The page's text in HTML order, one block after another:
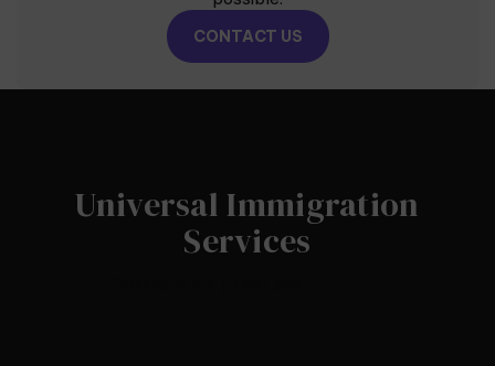
CONTACT US
Universal Immigration
Services